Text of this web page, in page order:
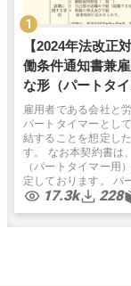
【2024年法改正
働条件通知書兼
な形（パートタ
利）弁護士監修
雇用者である会社と
パートタイマーとし
結することを想定し
す。 なお本契約書は
（パートタイマー用
定しております。 パ
17.3k 228